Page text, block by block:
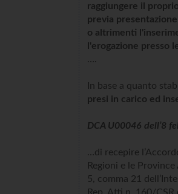
raggiungere il
previa
o altrimenti
l'erogazione presso
….
In base a quanto
presi in carico ed
DCA U00046 dell’8
…di recepire
Regioni e le
5, comma 21